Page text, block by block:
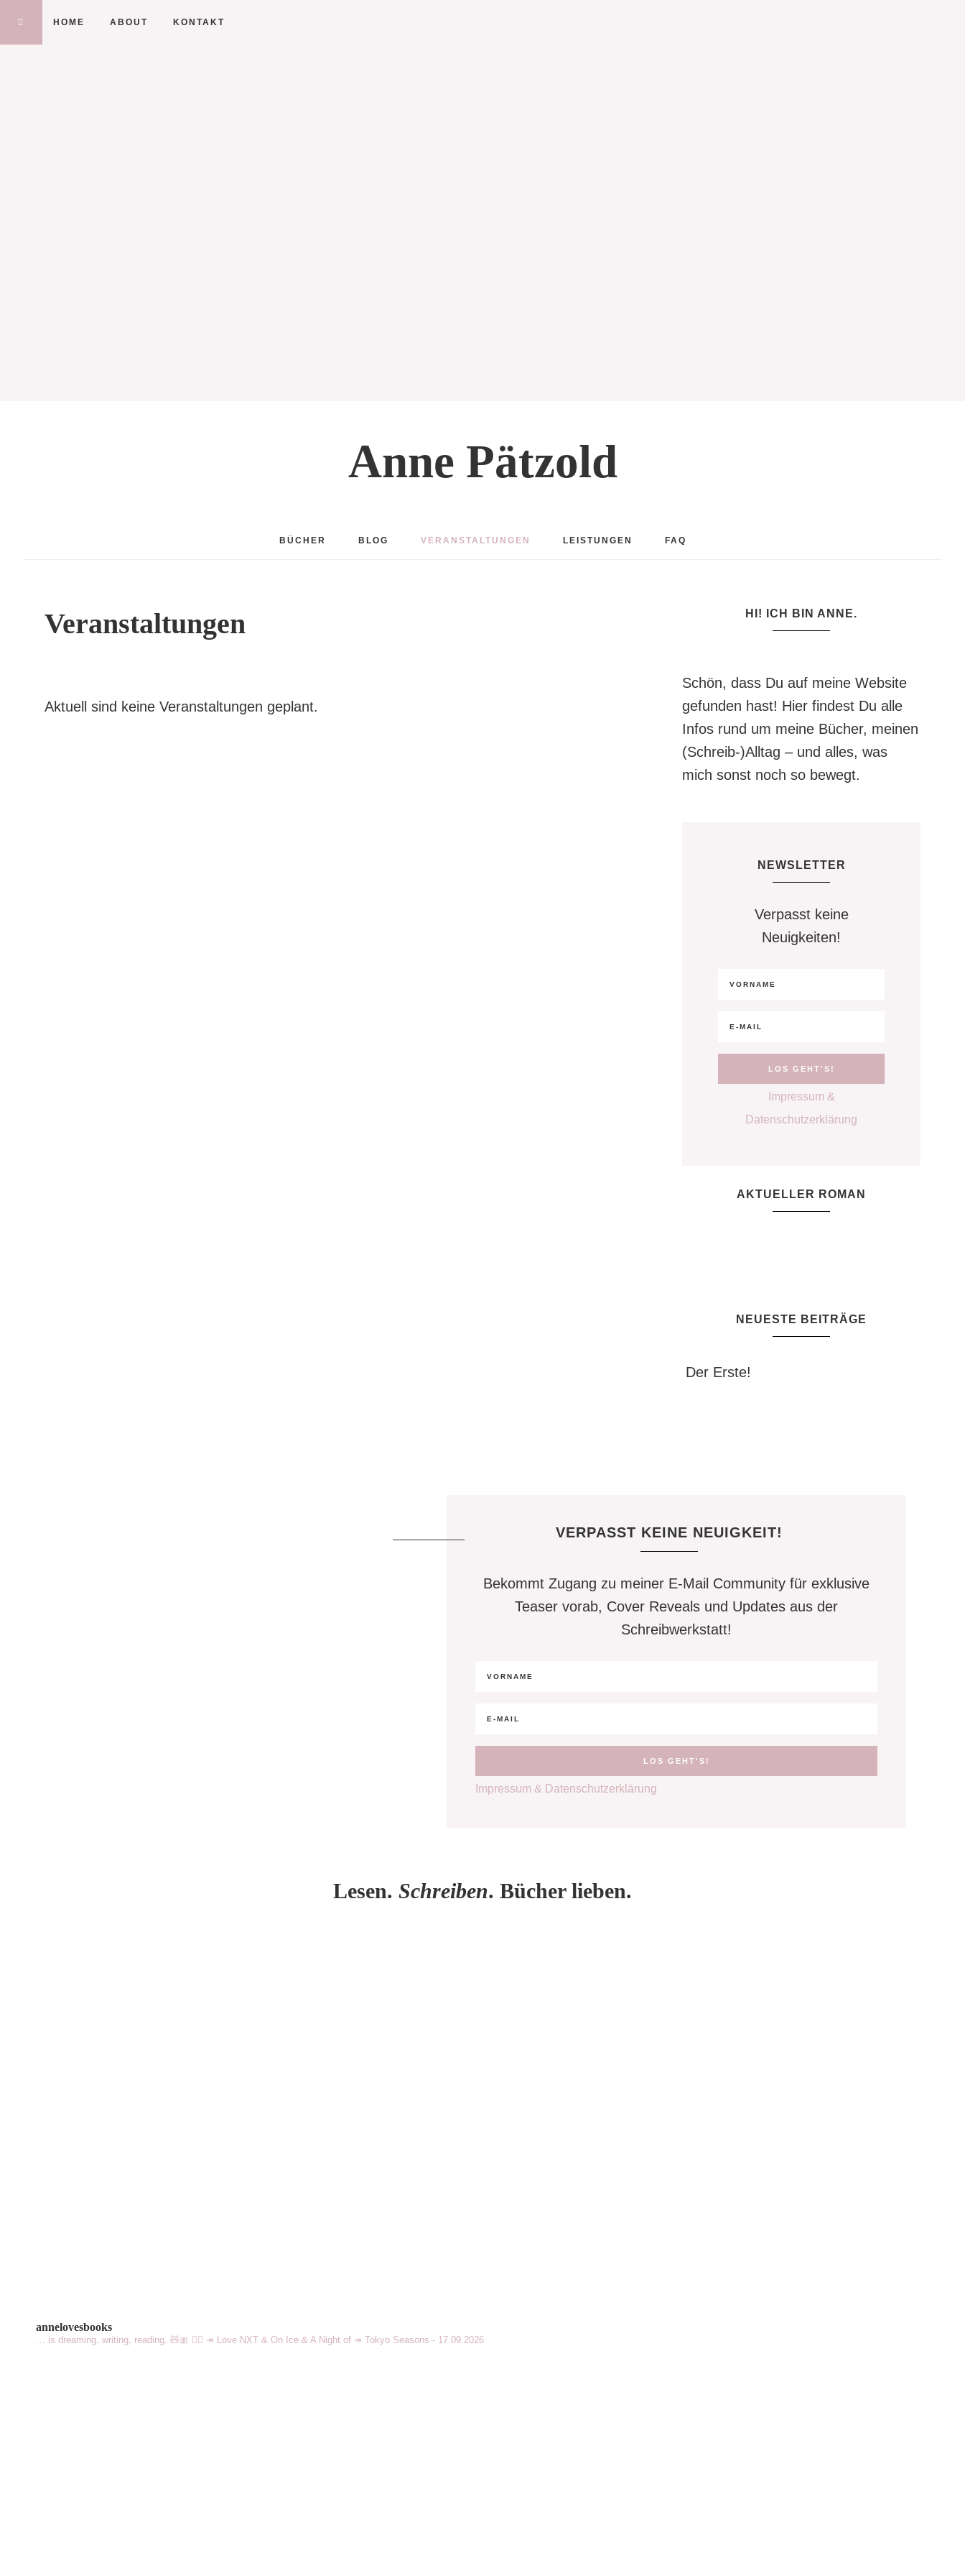
HOME ABOUT KONTAKT
Anne Pätzold
BÜCHER BLOG VERANSTALTUNGEN LEISTUNGEN FAQ
Veranstaltungen
Aktuell sind keine Veranstaltungen geplant.
HI! ICH BIN ANNE.
Schön, dass Du auf meine Website
gefunden hast! Hier findest Du alle
Infos rund um meine Bücher, meinen
(Schreib-)Alltag – und alles, was
mich sonst noch so bewegt.
NEWSLETTER
Verpasst keine
Neuigkeiten!
Impressum &
Datenschutzerklärung
AKTUELLER ROMAN
NEUESTE BEITRÄGE
Der Erste!
VERPASST KEINE NEUIGKEIT!
Bekommt Zugang zu meiner E-Mail Community für exklusive
Teaser vorab, Cover Reveals und Updates aus der
Schreibwerkstatt!
Impressum & Datenschutzerklärung
Lesen. Schreiben. Bücher lieben.
annelovesbooks
… is dreaming, writing, reading. 🧸🎀 🏳️‍🌈 ↠ Love NXT & On Ice & A Night of ↠ Tokyo Seasons - 17.09.2026